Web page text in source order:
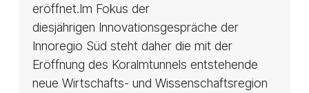
eröffnet.Im Fokus der
diesjährigen Innovationsgespräche der
Innoregio Süd steht daher die mit der
Eröffnung des Koralmtunnels entstehende
neue Wirtschafts- und Wissenschaftsregion